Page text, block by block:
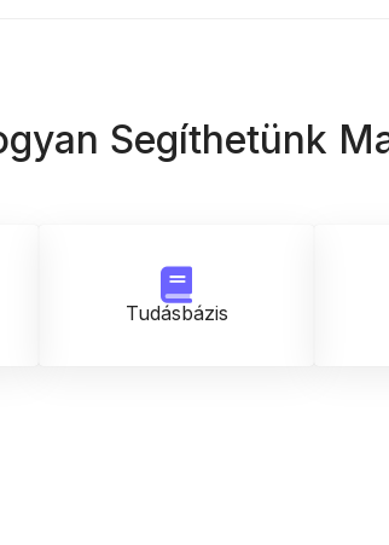
Segíthetünk
Tudásbázis